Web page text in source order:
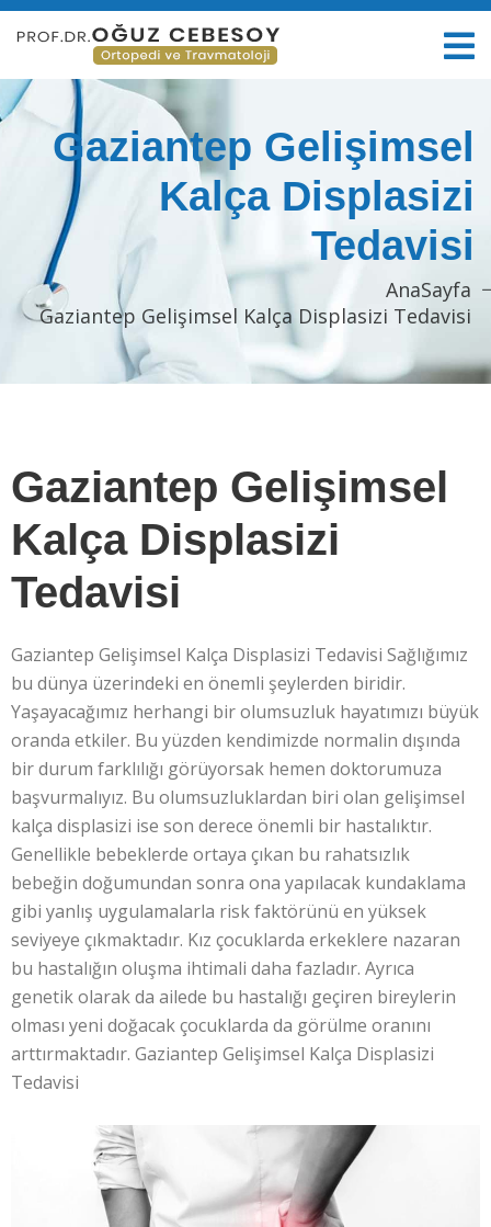
Gaziantep Gelişimsel
Kalça Displasizi
Tedavisi
AnaSayfa
Gaziantep Gelişimsel Kalça Displasizi Tedavisi
Gaziantep Gelişimsel
Kalça Displasizi
Tedavisi
Gaziantep Gelişimsel Kalça Displasizi Tedavisi Sağlığımız
bu dünya üzerindeki en önemli şeylerden biridir.
Yaşayacağımız herhangi bir olumsuzluk hayatımızı büyük
oranda etkiler. Bu yüzden kendimizde normalin dışında
bir durum farklılığı görüyorsak hemen doktorumuza
başvurmalıyız. Bu olumsuzluklardan biri olan gelişimsel
kalça displasizi ise son derece önemli bir hastalıktır.
Genellikle bebeklerde ortaya çıkan bu rahatsızlık
bebeğin doğumundan sonra ona yapılacak kundaklama
gibi yanlış uygulamalarla risk faktörünü en yüksek
seviyeye çıkmaktadır. Kız çocuklarda erkeklere nazaran
bu hastalığın oluşma ihtimali daha fazladır. Ayrıca
genetik olarak da ailede bu hastalığı geçiren bireylerin
olması yeni doğacak çocuklarda da görülme oranını
arttırmaktadır. Gaziantep Gelişimsel Kalça Displasizi
Tedavisi